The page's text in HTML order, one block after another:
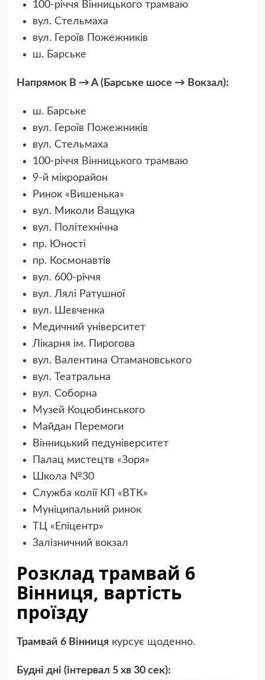
100-річчя Вінницького трамваю
вул. Стельмаха
вул. Героїв Пожежників
ш. Барське
Напрямок B → A (Барське шосе → Вокзал):
ш. Барське
вул. Героїв Пожежників
вул. Стельмаха
100-річчя Вінницького трамваю
9-й мікрорайон
Ринок «Вишенька»
вул. Миколи Ващука
вул. Політехнічна
пр. Юності
пр. Космонавтів
вул. 600-річчя
вул. Лялі Ратушної
вул. Шевченка
Медичний університет
Лікарня ім. Пирогова
вул. Валентина Отамановського
вул. Театральна
вул. Соборна
Музей Коцюбинського
Майдан Перемоги
Вінницький педуніверситет
Палац мистецтв «Зоря»
Школа №30
Служба колії КП «ВТК»
Муніципальний ринок
ТЦ «Епіцентр»
Залізничний вокзал
Розклад трамвай 6
Вінниця, вартість
проїзду
Трамвай 6 Вінниця курсує щоденно.
Будні дні (інтервал 5 хв 30 сек):